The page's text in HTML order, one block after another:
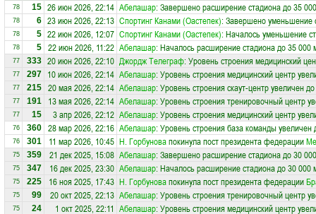
78 15 26 июн 2026, 22:14 Абелашар: Завершено расширение стадиона до 35
78 6 23 июн 2026, 22:13 Спортинг Канами (Оастепек): Завершено уменьшение
78 5 22 июн 2026, 12:07 Спортинг Канами (Оастепек): Началось уменьшение
78 5 22 июн 2026, 11:22 Абелашар: Началось расширение стадиона до 35 000
77 333 20 июн 2026, 22:10 Джордж Телеграф: Уровень строения медицинский
77 297 10 июн 2026, 22:14 Абелашар: Уровень строения медицинский центр
77 215 20 мая 2026, 22:14 Абелашар: Уровень строения скаут-центр увеличен
77 191 13 мая 2026, 22:14 Абелашар: Уровень строения тренировочный центр
77 15 3 апр 2026, 22:12 Абелашар: Уровень строения медицинский центр
76 360 28 мар 2026, 22:16 Абелашар: Уровень строения база команды увеличен
76 301 11 мар 2026, 10:45 Н. Горбуновапокинула пост президента федерации
75 359 21 дек 2025, 15:08 Абелашар: Завершено расширение стадиона до 30
75 347 16 дек 2025, 23:30 Абелашар: Началось расширение стадиона до 30 000
75 225 16 ноя 2025, 17:43 Н. Горбуновапокинула пост президента федерации
75 99 20 окт 2025, 22:13 Абелашар: Уровень строения тренировочный центр
75 24 1 окт 2025, 22:11 Абелашар: Уровень строения медицинский центр